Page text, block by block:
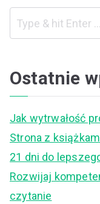
Ostatnie
Jak wytrwałość
Strona z
21 dni do
Rozwijaj
czytanie